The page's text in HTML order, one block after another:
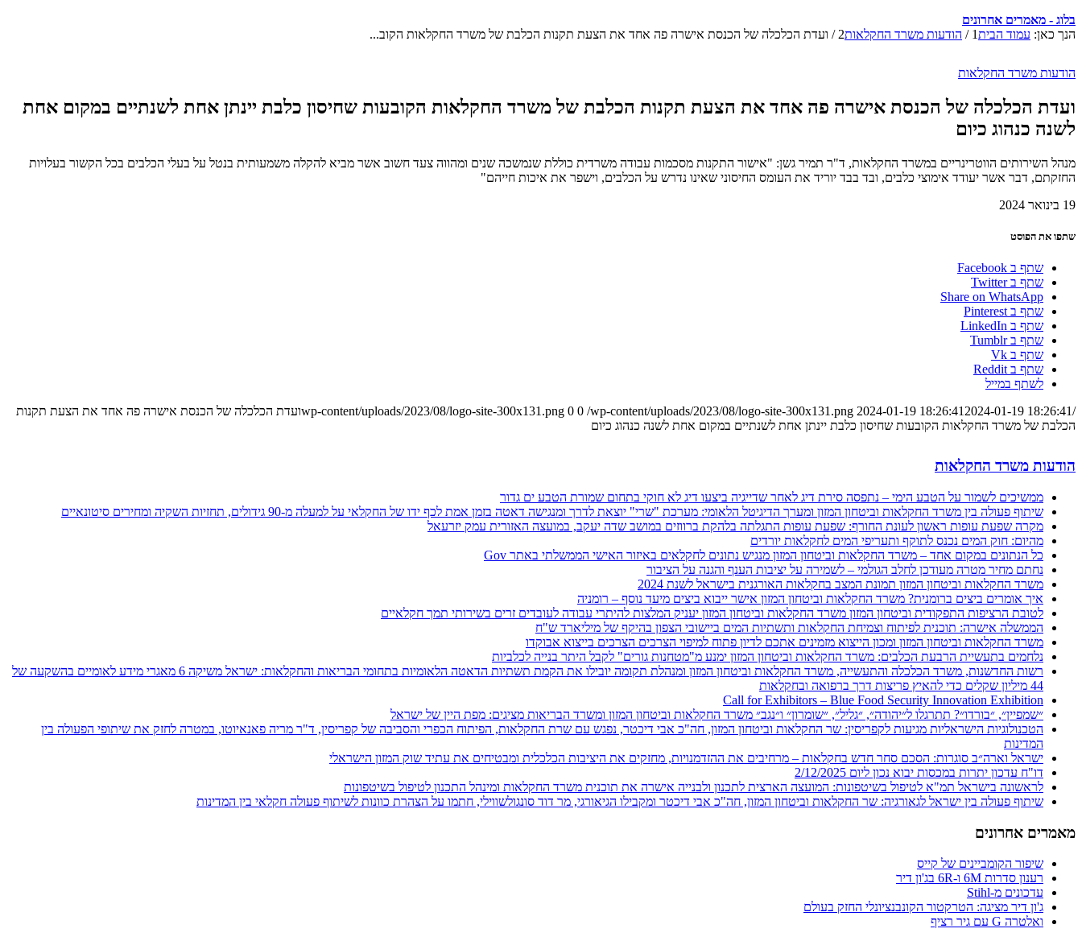
בלוג - מאמרים אחרונים
הנך כאן: עמוד הבית1
/ הודעות משרד החקלאות2
/ ועדת הכלכלה של הכנסת אישרה פה אחד את הצעת תקנות הכלבת של משרד החקלאות הקוב...
הודעות משרד החקלאות
ועדת הכלכלה של הכנסת אישרה פה אחד את הצעת תקנות הכלבת של משרד החקלאות הקובעות שחיסון כלבת יינתן אחת לשנתיים במקום אחת
לשנה כנהוג כיום
מנהל השירותים הווטרינריים במשרד החקלאות, ד"ר תמיר גשן: "אישור התקנות מסכמות עבודה משרדית כוללת שנמשכה שנים ומהווה צעד חשוב אשר מביא להקלה משמעותית בנטל על בעלי הכלבים בכל הקשור בעלויות
החזקתם, דבר אשר יעודד אימוצי כלבים, ובד בבד יוריד את העומס החיסוני שאינו נדרש על הכלבים, וישפר את איכות חייהם"
19 בינואר 2024
שתפו את הפוסט
שתף ב Facebook
שתף ב Twitter
Share on WhatsApp
שתף ב Pinterest
שתף ב LinkedIn
שתף ב Tumblr
שתף ב Vk
שתף ב Reddit
לשתף במייל
/wp-content/uploads/2023/08/logo-site-300x131.png
0 0 /wp-content/uploads/2023/08/logo-site-300x131.png 2024-01-19 18:26:41 2024-01-19 18:26:41
ועדת הכלכלה של הכנסת אישרה פה אחד את הצעת תקנות
הכלבת של משרד החקלאות הקובעות שחיסון כלבת יינתן אחת לשנתיים במקום אחת לשנה כנהוג כיום
הודעות משרד החקלאות
ממשיכים לשמור על הטבע הימי – נתפסה סירת דיג לאחר שדייגיה ביצעו דיג לא חוקי בתחום שמורת הטבע ים גדור
שיתוף פעולה בין משרד החקלאות וביטחון המזון ומערך הדיגיטל הלאומי: מערכת "שרי" יוצאת לדרך ומנגישה דאטה בזמן אמת לכף ידו של החקלאי על למעלה מ-90 גידולים, תחזיות השקיה ומחירים סיטונאיים
מקרה שפעת עופות ראשון לעונת החורף: שפעת עופות התגלתה בלהקת ברווזים במושב שדה יעקב, במועצה האזורית עמק יזרעאל
מהיום: חוק המים נכנס לתוקף ותעריפי המים לחקלאות יורדים
כל הנתונים במקום אחד – משרד החקלאות וביטחון המזון מנגיש נתונים לחקלאים באיזור האישי הממשלתי באתר Gov
נחתם מחיר מטרה מעודכן לחלב הגולמי – לשמירה על יציבות הענף והגנה על הציבור
משרד החקלאות וביטחון המזון תמונת המצב בחקלאות האורגנית בישראל לשנת 2024
איך אומרים ביצים ברומנית? משרד החקלאות וביטחון המזון אישר ייבוא ביצים מיעד נוסף – רומניה
לטובת הרציפות התפקודית וביטחון המזון משרד החקלאות וביטחון המזון יעניק המלצות להיתרי עבודה לעובדים זרים בשירותי תמך חקלאיים
הממשלה אישרה: תוכנית לפיתוח וצמיחת החקלאות ותשתיות המים ביישובי הצפון בהיקף של מיליארד ש"ח
משרד החקלאות וביטחון המזון ומכון הייצוא מזמינים אתכם לדיון פתוח למיפוי הצרכים הצרכים בייצוא אבוקדו
נלחמים בתעשיית הרבעת הכלבים: משרד החקלאות וביטחון המזון ימנע מ"מטחנות גורים" לקבל היתר בנייה לכלביות
רשות החדשנות, משרד הכלכלה והתעשייה, משרד החקלאות וביטחון המזון ומנהלת תקומה יובילו את הקמת תשתיות הדאטה הלאומיות בתחומי הבריאות והחקלאות: ישראל משיקה 6 מאגרי מידע לאומיים בהשקעה של
44 מיליון שקלים כדי להאיץ פריצות דרך ברפואה ובחקלאות
Call for Exhibitors – Blue Food Security Innovation Exhibition
״שמפיין״, ״בורדו״? תתרגלו ל״יהודה״, ״גליל״, ״שומרון״ ו״נגב״ משרד החקלאות וביטחון המזון ומשרד הבריאות מציגים: מפת היין של ישראל
הטכנולוגיות הישראליות מגיעות לקפריסין: שר החקלאות וביטחון המזון, חה"כ אבי דיכטר, נפגש עם שרת החקלאות, הפיתוח הכפרי והסביבה של קפריסין, ד"ר מריה פאנאיוטו, במטרה לחזק את שיתופי הפעולה בין
המדינות
ישראל וארה״ב סוגרות: הסכם סחר חדש בחקלאות – מרחיבים את ההזדמנויות, מחזקים את היציבות הכלכלית ומבטיחים את עתיד שוק המזון הישראלי
דו"ח עדכון יתרות במכסות יבוא נכון ליום 2/12/2025
לראשונה בישראל תמ"א לטיפול בשיטפונות: המועצה הארצית לתכנון ולבנייה אישרה את תוכנית משרד החקלאות ומינהל התכנון לטיפול בשיטפונות
שיתוף פעולה בין ישראל לגאורגיה: שר החקלאות וביטחון המזון, חה"כ אבי דיכטר ומקבילו הגיאורגי, מר דוד סונגולשווילי, חתמו על הצהרת כוונות לשיתוף פעולה חקלאי בין המדינות
מאמרים אחרונים
שיפור הקומביינים של קייס
רענון סדרות 6M ו-6R בג'ון דיר
עדכונים מ-Stihl
ג'ון דיר מציגה: הטרקטור הקונבנציונלי החזק בעולם
ואלטרה G עם גיר רציף